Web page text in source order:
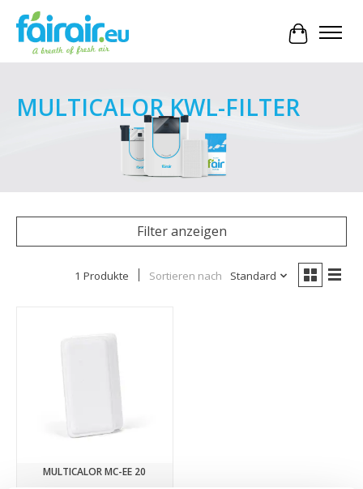
Ihr
MULTICALOR KWL-FILTER
Filter anzeigen
1 Produkte Sortieren nach Standard
MULTICALOR MC-EE 20